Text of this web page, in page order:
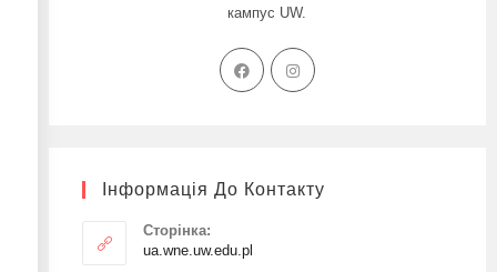
кампус UW.
Інформація До Контакту
Сторінка:
ua.wne.uw.edu.pl